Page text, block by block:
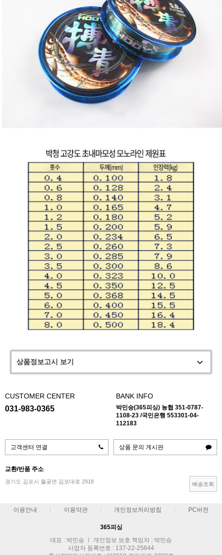
상품정보고시 보기
CUSTOMER CENTER
031-983-0365
BANK INFO
박민승(365피싱) 농협 351-0787-
1108-23 /국민은행 553301-04-
112183
고객센터 연결 상품 문의 게시판
교환/반품 주소
경기도 김포시 월곶면 김포대로 2918 배송조회
이용안내 이용약관 개인정보처리방침 PC버전
365피싱
대표 : 박민승 ㅣ 개인정보 보호 책임자 : 박민승
사업자 등록번호 : 137-22-25644